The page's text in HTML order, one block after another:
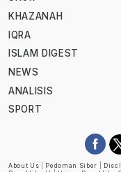
KHAZANAH
IQRA
ISLAM DIGEST
NEWS
ANALISIS
SPORT
About Us Pedoman Siber